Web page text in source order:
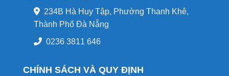
234B Hà Huy Tập, Phường Thanh Khê,
Thành Phố Đà Nẵng
0236 3811 646
CHÍNH SÁCH VÀ QUY ĐỊNH